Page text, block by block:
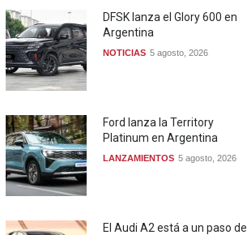
DFSK lanza el Glory 600 en
Argentina
NOTICIAS 5 agosto, 2026
Ford lanza la Territory
Platinum en Argentina
LANZAMIENTOS 5 agosto, 2026
El Audi A2 está a un paso de